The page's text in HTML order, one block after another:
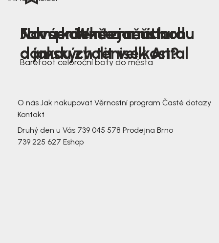
Nová kolekce jarních
dámských tenisek Antal
Jak správně změřit nohu
a jakou zvolit velikost?
Farmer Winter mustard
Barefoot celoroční boty do města
O nás Jak nakupovat Věrnostní program Časté dotazy
Kontakt
Druhý den u Vás 739 045 578 Prodejna Brno
739 225 627 Eshop